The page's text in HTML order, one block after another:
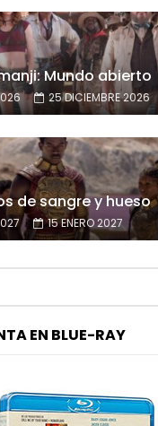
Mundo abierto
25 DICIEMBRE 2026
de sangre y hueso
15 ENERO 2027
EN BLUE-RAY